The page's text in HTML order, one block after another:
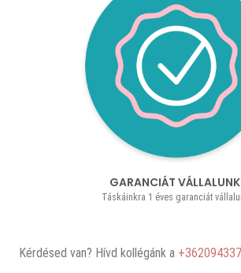
GARANCIÁT
Táskáinkra 1 éves garanciát
Kérdésed van? Hívd kollégánk a